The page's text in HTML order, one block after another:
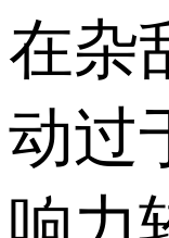
在杂
动过